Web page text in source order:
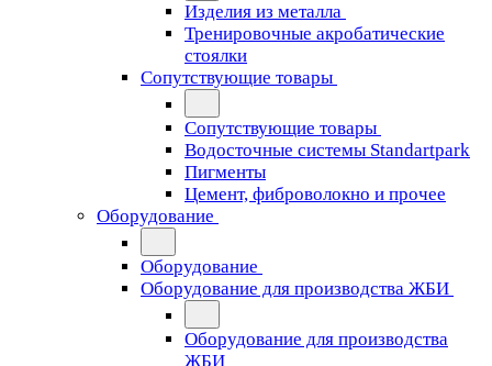
Изделия из металла
Тренировочные акробатические
стоялки
Сопутствующие товары
Сопутствующие товары
Водосточные системы Standartpark
Пигменты
Цемент, фиброволокно и прочее
Оборудование
Оборудование
Оборудование для производства ЖБИ
Оборудование для производства
ЖБИ